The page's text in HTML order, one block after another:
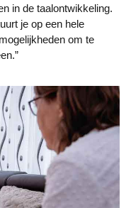
in de taalontwikkeling.
je op een hele
om te